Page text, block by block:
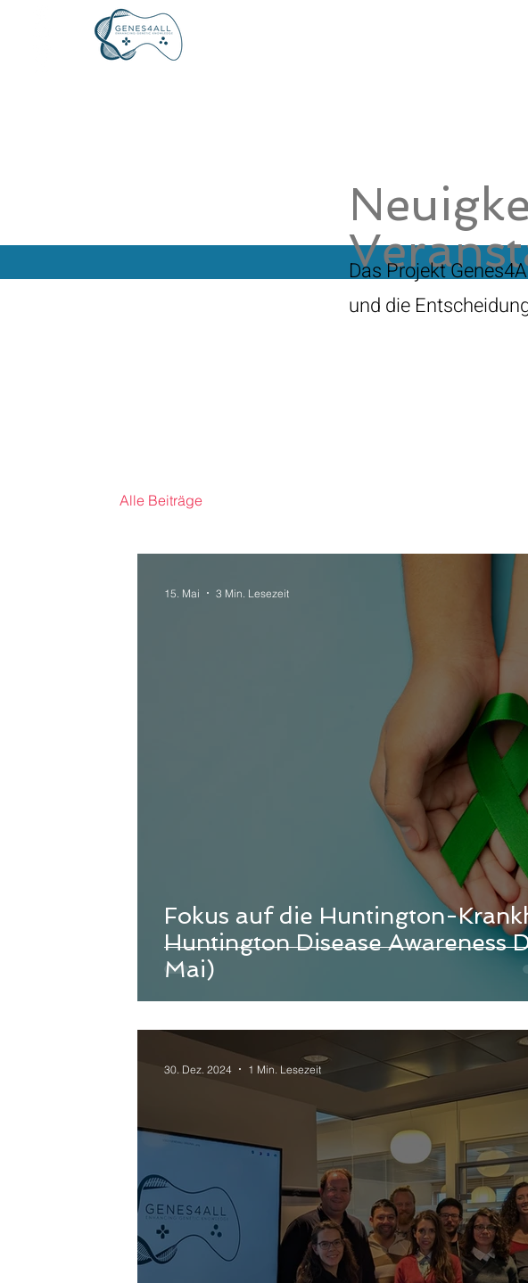
Das Projekt
und die
Alle Beiträge
Fokus auf die Huntington-
Huntington Disease Awareness
Mai)
15. Mai 3 Min. Lesezeit
30. Dez. 2024 1 Min. Lesezeit